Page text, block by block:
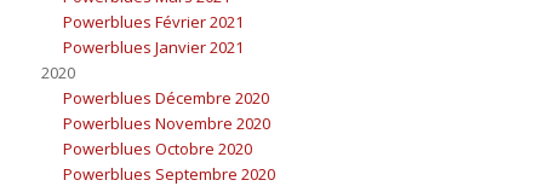
Powerblues Février 2021
Powerblues Janvier 2021
2020
Powerblues Décembre 2020
Powerblues Novembre 2020
Powerblues Octobre 2020
Powerblues Septembre 2020